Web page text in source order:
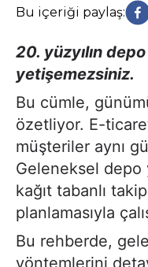
Bu içeriği paylaş:
20. yüzyılın
yetişemezsiniz.
Bu cümle,
özetliyor. E-
müşteriler aynı
Geleneksel depo
kağıt tabanlı
planlamasıyla
Bu rehberde,
yöntemlerini